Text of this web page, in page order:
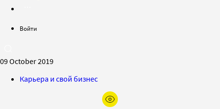
Войти
09 October 2019
Карьера и свой бизнес